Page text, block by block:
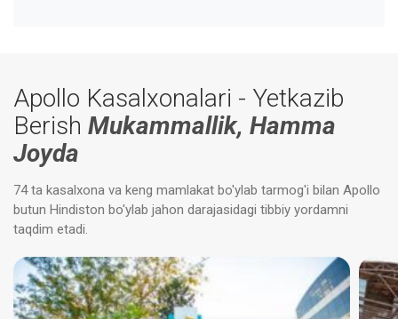
Apollo Kasalxonalari - Yetkazib
Berish Mukammallik, Hamma
Joyda
74 ta kasalxona va keng mamlakat bo'ylab tarmog'i bilan Apollo
butun Hindiston bo'ylab jahon darajasidagi tibbiy yordamni
taqdim etadi.